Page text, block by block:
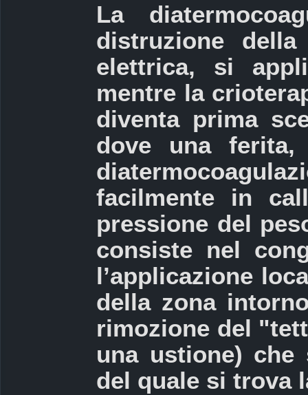
La
distruzione
elettrica, si
mentre la
diventa prima
dove una
facilmente in
pressione del
consiste nel
l’applicazione
della zona
rimozione del
una ustione)
del quale si trova